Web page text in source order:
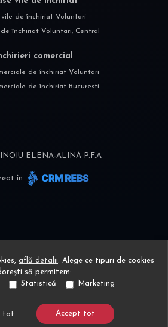
Solicită vizionare
vile de închiriat Voluntari
de închiriat Voluntari, Central
comercial
de închiriat Voluntari
de închiriat Bucuresti
ELENA-ALINA P.F.A
în
află detalii. Alege ce tipuri de cookies
să permitem:
Statistică Marketing
tot Accept tot